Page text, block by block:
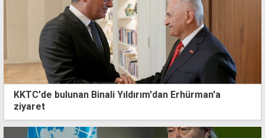
KKTC'de bulunan Binali Yıldırım'dan Erhürman'a
ziyaret